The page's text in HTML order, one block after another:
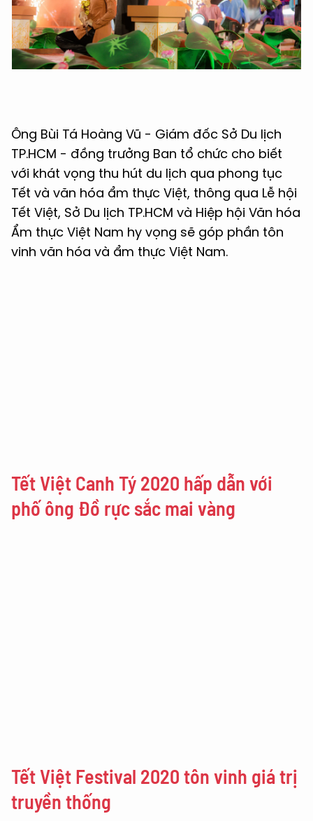
Ông Bùi Tá Hoàng Vũ - Giám đốc Sở Du lịch
TP.HCM - đồng trưởng Ban tổ chức cho biết
với khát vọng thu hút du lịch qua phong tục
Tết và văn hóa ẩm thực Việt, thông qua Lễ hội
Tết Việt, Sở Du lịch TP.HCM và Hiệp hội Văn hóa
Ẩm thực Việt Nam hy vọng sẽ góp phần tôn
vinh văn hóa và ẩm thực Việt Nam.
Tết Việt Canh Tý 2020 hấp dẫn với
phố ông Đồ rực sắc mai vàng
Tết Việt Festival 2020 tôn vinh giá trị
truyền thống